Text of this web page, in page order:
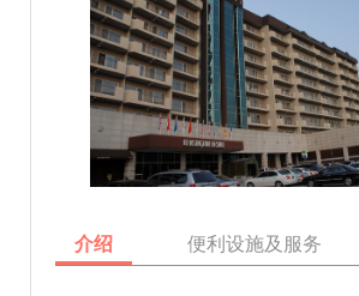
介绍 便利设施及服务